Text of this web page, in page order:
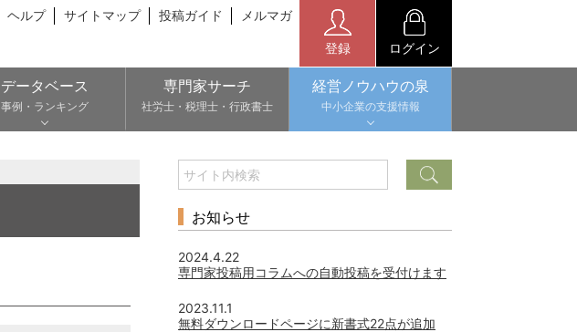
ヘルプ サイトマップ 投稿ガイド メルマガ
登録 ログイン
データベース
事例・ランキング
専門家サーチ
社労士・税理士・行政書士
経営ノウハウの泉
中小企業の支援情報
お知らせ
2024.4.22
専門家投稿用コラムへの自動投稿を受付けます
2023.11.1
無料ダウンロードページに新書式22点が追加